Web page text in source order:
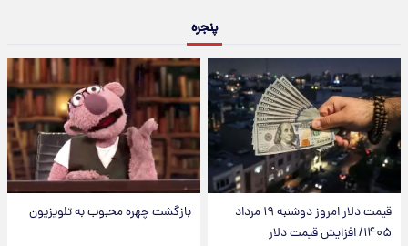
پنجره
قیمت دلار امروز دوشنبه ۱۹ مرداد
۱۴۰۵/ افزایش قیمت دلار
بازگشت چهره محبوب به تلویزیون